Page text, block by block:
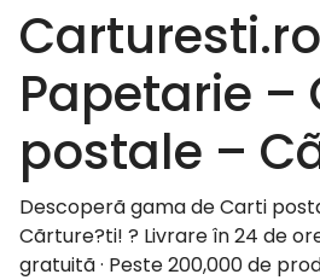
Papetarie –
postale –
Descoperã gama de Carti
Cãrture?ti! ? Livrare în 24 de
gratuitã · Peste 200,000 de